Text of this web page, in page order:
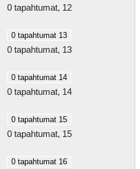
0 tapahtumat, 12
0 tapahtumat 13
0 tapahtumat, 13
0 tapahtumat 14
0 tapahtumat, 14
0 tapahtumat 15
0 tapahtumat, 15
0 tapahtumat 16